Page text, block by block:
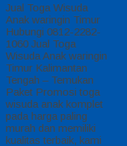
Jual Toga Wisuda
Anak waringin Timur
Hubungi 0812-2282-
1060 Jual Toga
Wisuda Anak waringin
Timur Kalimantan
Tengah – Temukan
Paket Promosi toga
wisuda anak komplet
pada harga paling
murah dan memiliki
kualitas terbaik, kami